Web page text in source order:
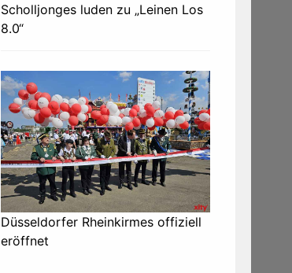
Scholljonges luden zu „Leinen Los
8.0“
Düsseldorfer Rheinkirmes offiziell
eröffnet